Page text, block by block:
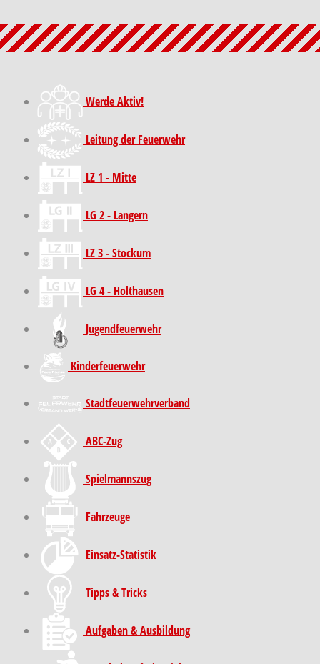
Werde Aktiv!
Leitung der Feuerwehr
LZ 1 - Mitte
LG 2 - Langern
LZ 3 - Stockum
LG 4 - Holthausen
Jugendfeuerwehr
Kinder­feuer­wehr
Stadt­feuer­wehr­verband
ABC-Zug
Spielmannszug
Fahrzeuge
Einsatz-Statistik
Tipps & Tricks
Aufgaben & Ausbildung